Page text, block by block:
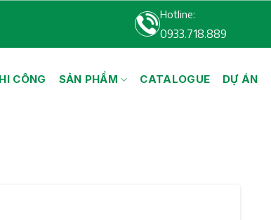
Hotline:
0933.718.889
CÔNG SẢN PHẨM CATALOGUE DỰ ÁN